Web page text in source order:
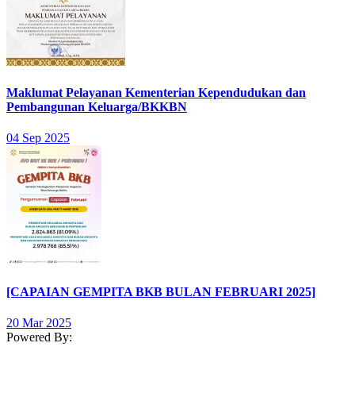
Maklumat Pelayanan Kementerian Kependudukan dan
Pembangunan Keluarga/BKKBN
04 Sep 2025
[CAPAIAN GEMPITA BKB BULAN FEBRUARI 2025]
20 Mar 2025
Powered By: